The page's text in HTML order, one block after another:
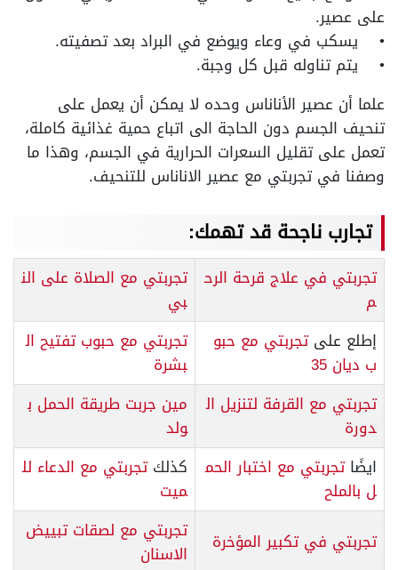
على عصير.
• يسكب في وعاء ويوضع في البراد بعد تصفيته.
• يتم تناوله قبل كل وجبة.
علما أن عصير الأناناس وحده لا يمكن أن يعمل على
تنحيف الجسم دون الحاجة الى اتباع حمية غذائية كاملة،
تعمل على تقليل السعرات الحرارية في الجسم، وهذا ما
وصفنا في تجربتي مع عصير الاناناس للتنحيف.
تجارب ناجحة قد تهمك:
تجربتي في علاج قرحة الرح
م
تجربتي مع الصلاة على الن
بي
إطلع علىتجربتي مع حبو
ب ديان 35
تجربتي مع حبوب تفتيح ال
بشرة
تجربتي مع القرفة لتنزيل ال
دورة
مين جربت طريقة الحمل ب
ولد
ايضًاتجربتي مع اختبار الحم
ل بالملح
كذلكتجربتي مع الدعاء لل
ميت
تجربتي في تكبير المؤخرة
تجربتي مع لصقات تبييض
الاسنان